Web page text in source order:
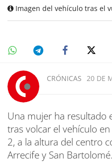
Imagen del vehículo tras el
CRÓNICAS 20 DE
Una mujer ha resultado
tras volcar el vehículo
2, a la altura del centro
Arrecife y San Bartolomé.